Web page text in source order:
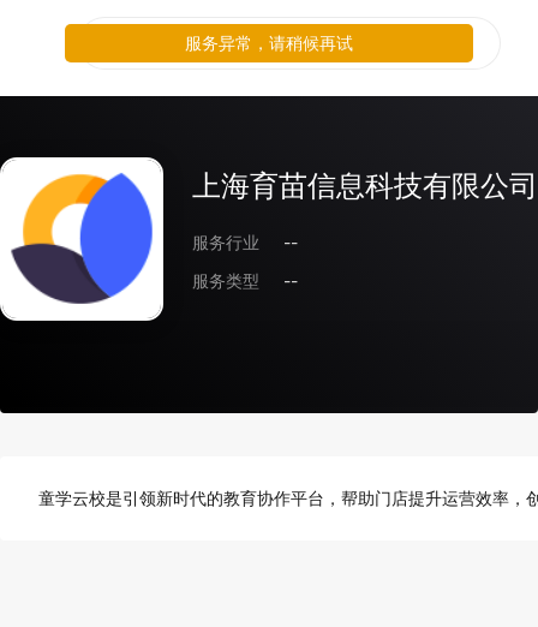
上海育苗信息科技有限公司
服务行业
--
服务类型
--
童学云校是引领新时代的教育协作平台，帮助门店提升运营效率，
服务异常，请稍候再试